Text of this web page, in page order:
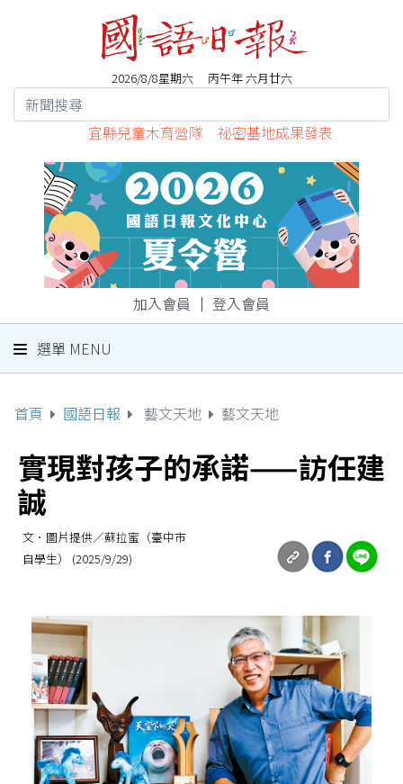
2026/8/8星期六 丙午年 六月廿六
宜縣兒童木育營隊 祕密基地成果發表
加入會員 ｜ 登入會員
選單 MENU
首頁 國語日報 藝文天地 藝文天地
實現對孩子的承諾——訪任建
誠
文．圖片提供／蘇拉蜜（臺中市
自學生） (2025/9/29)